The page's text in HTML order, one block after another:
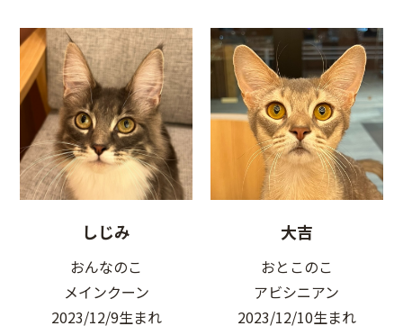
しじみ
おんなのこ
メインクーン
2023/12/9生まれ
大吉
おとこのこ
アビシニアン
2023/12/10生まれ